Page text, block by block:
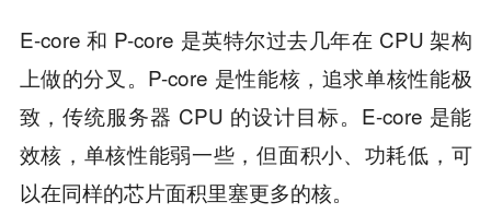
E-core 和 P-core 是英特尔过去几年在 CPU 架构
上做的分叉。P-core 是性能核，追求单核性能极
致，传统服务器 CPU 的设计目标。E-core 是能
效核，单核性能弱一些，但面积小、功耗低，可
以在同样的芯片面积里塞更多的核。